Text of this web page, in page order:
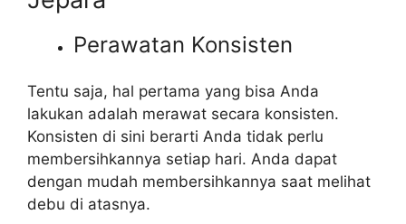
Perawatan Konsisten
Tentu saja, hal pertama yang bisa Anda
lakukan adalah merawat secara konsisten.
Konsisten di sini berarti Anda tidak perlu
membersihkannya setiap hari. Anda dapat
dengan mudah membersihkannya saat melihat
debu di atasnya.